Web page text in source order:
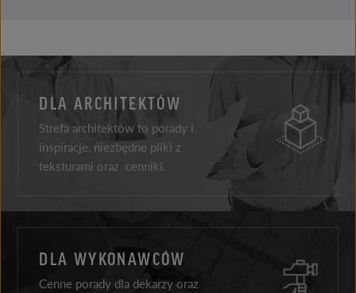
DLA ARCHITEKTÓW
Strefa architektów to porady i
inspiracje, niezbędne pliki z
teksturami oraz cenniki.
DLA WYKONAWCÓW
Cenne porady dla dekarzy oraz